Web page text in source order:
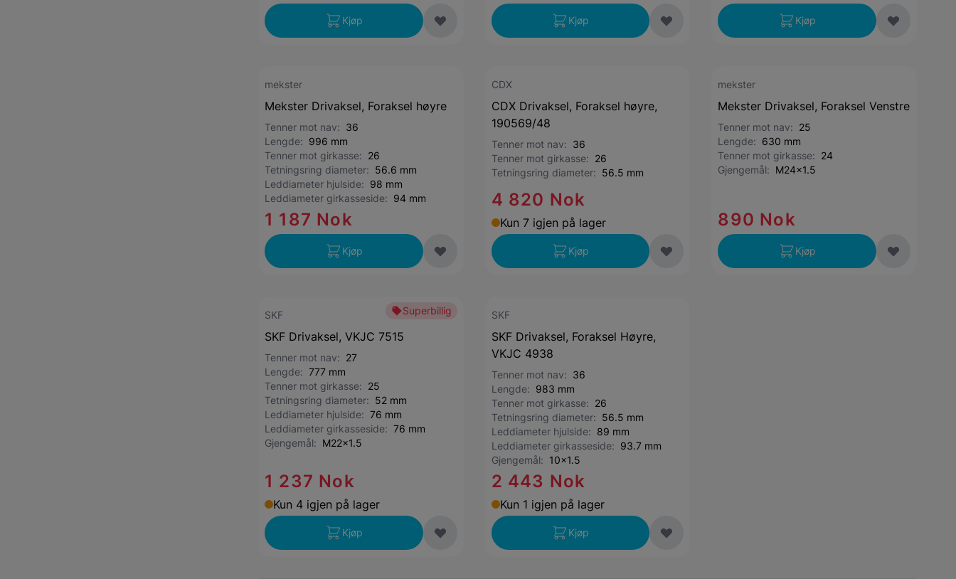
Kjøp Kjøp Kjøp
mekster
Mekster Drivaksel, Foraksel høyre
Tenner mot nav: 36
Lengde: 996 mm
Tenner mot girkasse: 26
Tetningsring diameter: 56.6 mm
Leddiameter hjulside: 98 mm
Leddiameter girkasseside: 94 mm
1 187 Nok
Kjøp
CDX
CDX Drivaksel, Foraksel høyre,
190569/48
Tenner mot nav: 36
Tenner mot girkasse: 26
Tetningsring diameter: 56.5 mm
4 820 Nok
Kun 7 igjen på lager
Kjøp
mekster
Mekster Drivaksel, Foraksel Venstre
Tenner mot nav: 25
Lengde: 630 mm
Tenner mot girkasse: 24
Gjengemål: M24x1.5
890 Nok
Kjøp
Superbillig
SKF
SKF Drivaksel, VKJC 7515
Tenner mot nav: 27
Lengde: 777 mm
Tenner mot girkasse: 25
Tetningsring diameter: 52 mm
Leddiameter hjulside: 76 mm
Leddiameter girkasseside: 76 mm
Gjengemål: M22x1.5
1 237 Nok
Kun 4 igjen på lager
Kjøp
SKF
SKF Drivaksel, Foraksel Høyre,
VKJC 4938
Tenner mot nav: 36
Lengde: 983 mm
Tenner mot girkasse: 26
Tetningsring diameter: 56.5 mm
Leddiameter hjulside: 89 mm
Leddiameter girkasseside: 93.7 mm
Gjengemål: 10x1.5
2 443 Nok
Kun 1 igjen på lager
Kjøp